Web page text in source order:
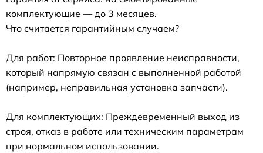
комплектующие — до 3 месяцев.
Что считается гарантийным случаем?
Для работ: Повторное проявление неисправности,
который напрямую связан с выполненной работой
(например, неправильная установка запчасти).
Для комплектующих: Преждевременный выход из
строя, отказ в работе или техническим параметрам
при нормальном использовании.